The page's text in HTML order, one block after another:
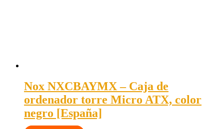
Nox NXCBAYMX – Caja de
ordenador torre Micro ATX, color
negro [España]